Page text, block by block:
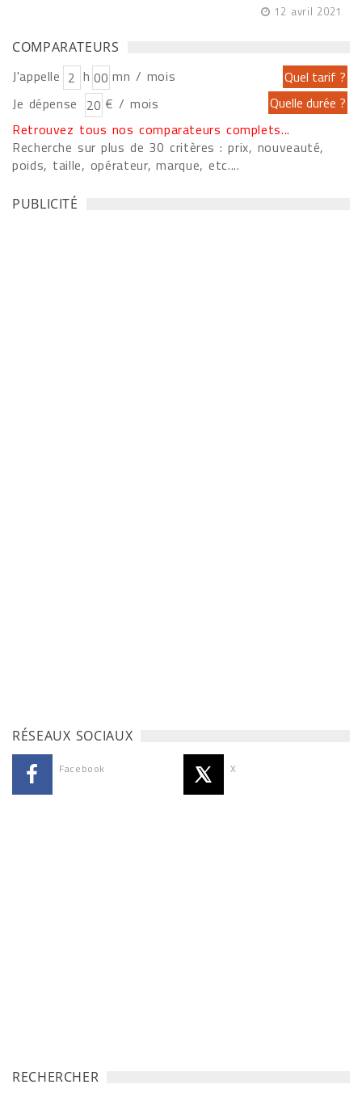
12 avril 2021
COMPARATEURS
J'appelle h
mn / mois
Je dépense
€ / mois
Retrouvez tous nos comparateurs complets...
Recherche sur plus de 30 critères : prix, nouveauté,
poids, taille, opérateur, marque, etc....
PUBLICITÉ
RÉSEAUX SOCIAUX
Facebook X
RECHERCHER